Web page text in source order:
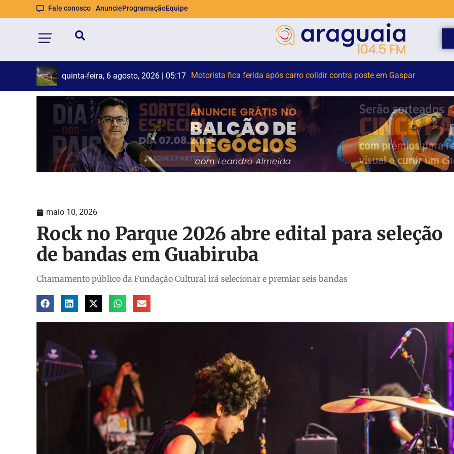
Fale conosco AnuncieProgramaçãoEquipe
quinta-feira, 6 agosto, 2026 | 05:17
quinta-feira, 6 agosto, 2026 | 05:11 Big Ba
Bombeiros capturam jararacuçu em pátio de residência no Bairro Águas
maio 10, 2026
Rock no Parque 2026 abre edital para seleção
de bandas em Guabiruba
Chamamento público da Fundação Cultural irá selecionar e premiar seis bandas